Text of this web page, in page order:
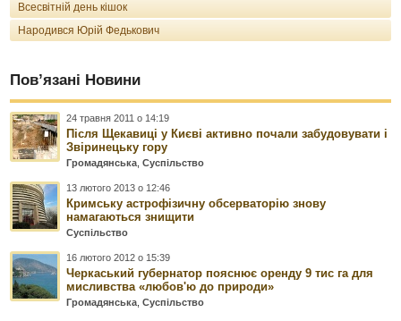
Всесвітній день кішок
Народився Юрій Федькович
Пов’язані Новини
24 травня 2011 о 14:19
Після Щекавиці у Києві активно почали забудовувати і
Звіринецьку гору
Громадянська,Суспільство
13 лютого 2013 о 12:46
Кримську астрофізичну обсерваторію знову
намагаються знищити
Суспільство
16 лютого 2012 о 15:39
Черкаський губернатор пояснює оренду 9 тис га для
мисливства «любов'ю до природи»
Громадянська,Суспільство